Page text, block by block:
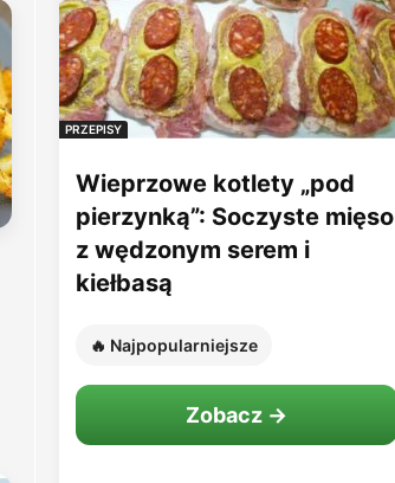
PRZEPISY
Wieprzowe kotlety „pod
pierzynką”: Soczyste mięso
z wędzonym serem i
kiełbasą
🔥 Najpopularniejsze
Zobacz →